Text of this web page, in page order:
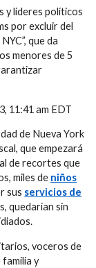
y líderes políticos
por excluir del
que da
menores de 5
11:41 am EDT
de Nueva York
que empezará
de recortes que
miles de niños
sus servicios de
quedarían sin
voceros de
y